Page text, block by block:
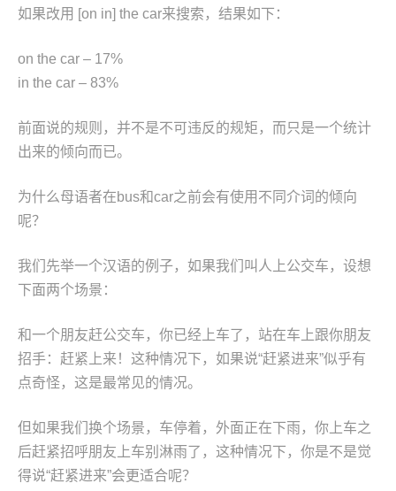
如果改用 [on in] the car来搜索，结果如下：
on the car – 17%
in the car – 83%
前面说的规则，并不是不可违反的规矩，而只是一个统计
出来的倾向而已。
为什么母语者在bus和car之前会有使用不同介词的倾向
呢？
我们先举一个汉语的例子，如果我们叫人上公交车，设想
下面两个场景：
和一个朋友赶公交车，你已经上车了，站在车上跟你朋友
招手：赶紧上来！这种情况下，如果说“赶紧进来”似乎有
点奇怪，这是最常见的情况。
但如果我们换个场景，车停着，外面正在下雨，你上车之
后赶紧招呼朋友上车别淋雨了，这种情况下，你是不是觉
得说“赶紧进来”会更适合呢？